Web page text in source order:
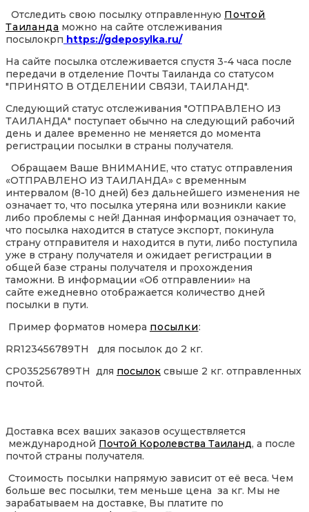
Отследить свою посылку отправленную Почтой
Таиланда можно на сайте отслеживания
посылокрп https://gdeposylka.ru/
На сайте посылка отслеживается спустя 3-4 часа после
передачи в отделение Почты Таиланда со статусом
"ПРИНЯТО В ОТДЕЛЕНИИ СВЯЗИ, ТАИЛАНД".
Следующий статус отслеживания "ОТПРАВЛЕНО ИЗ
ТАИЛАНДА" поступает обычно на следующий рабочий
день и далее временно не меняется до момента
регистрации посылки в страны получателя.
Обращаем Ваше ВНИМАНИЕ, что статус отправления
«ОТПРАВЛЕНО ИЗ ТАИЛАНДА» с временным
интервалом (8-10 дней) без дальнейшего изменения не
означает то, что посылка утеряна или возникли какие
либо проблемы с ней! Данная информация означает то,
что посылка находится в статусе экспорт, покинула
страну отправителя и находится в пути, либо поступила
уже в страну получателя и ожидает регистрации в
общей базе страны получателя и прохождения
таможни. В информации «Об отправлении» на
сайте ежедневно отображается количество дней
посылки в пути.
Пример форматов номера посылки:
RR123456789TH для посылок до 2 кг.
CP035256789TH для посылок свыше 2 кг. отправленных
почтой.
Доставка всех ваших заказов осуществляется
международной Почтой Королевства Таиланд, а после
почтой страны получателя.
Стоимость посылки напрямую зависит от её веса. Чем
больше вес посылки, тем меньше цена за кг. Мы не
зарабатываем на доставке, Вы платите по